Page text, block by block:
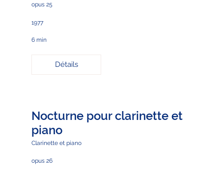
opus 25
1977
6 min
Détails
Nocturne pour clarinette et
piano
Clarinette et piano
opus 26